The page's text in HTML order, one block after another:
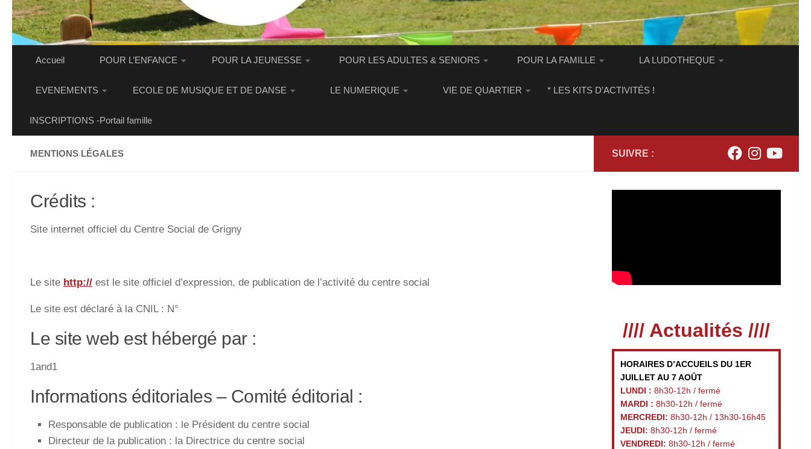
Accueil POUR L’ENFANCE POUR LA JEUNESSE POUR LES ADULTES & SENIORS POUR LA FAMILLE LA LUDOTHEQUE
EVENEMENTS ECOLE DE MUSIQUE ET DE DANSE LE NUMERIQUE VIE DE QUARTIER * LES KITS D’ACTIVITÉS !
INSCRIPTIONS -Portail famille
MENTIONS LÉGALES
Crédits :
Site internet officiel du Centre Social de Grigny
Le site http:// est le site officiel d’expression, de publication de l’activité du centre social
Le site est déclaré à la CNIL : N°
Le site web est hébergé par :
1and1
Informations éditoriales – Comité éditorial :
Responsable de publication : le Président du centre social
Directeur de la publication : la Directrice du centre social
SUIVRE :
//// Actualités ////
HORAIRES D’ACCUEILS DU 1ER
JUILLET AU 7 AOÛT
LUNDI : 8h30-12h / fermé
MARDI : 8h30-12h / fermé
MERCREDI: 8h30-12h / 13h30-16h45
JEUDI: 8h30-12h / fermé
VENDREDI: 8h30-12h / fermé